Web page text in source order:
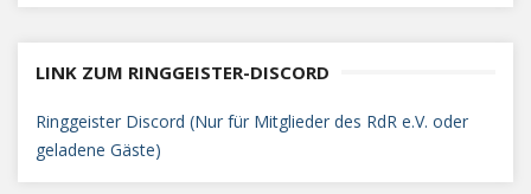
LINK ZUM RINGGEISTER-DISCORD
Ringgeister Discord (Nur für Mitglieder des RdR e.V. oder
geladene Gäste)